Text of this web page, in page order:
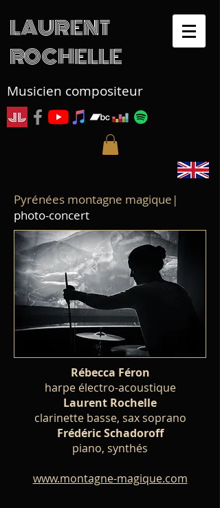
LAURENT
ROCHELLE
Musicien compositeur
Pyrénées montagne magique|
photo-concert
Rébecca Féron
harpe électro-acoustique
Laurent Rochelle
clarinette basse, sax soprano
Frédéric Schadoroff
piano, synthés
www.montagne-magique.com